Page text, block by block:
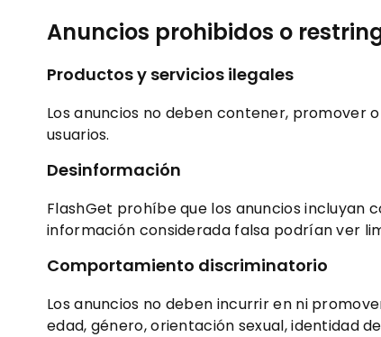
Anuncios prohibidos o
Productos y servicios ilegales
Los anuncios no deben contener, promover
usuarios.
Desinformación
FlashGet prohíbe que los anuncios incluyan
información considerada falsa podrían ver
Comportamiento discriminatorio
Los anuncios no deben incurrir en ni
edad, género, orientación sexual, identidad